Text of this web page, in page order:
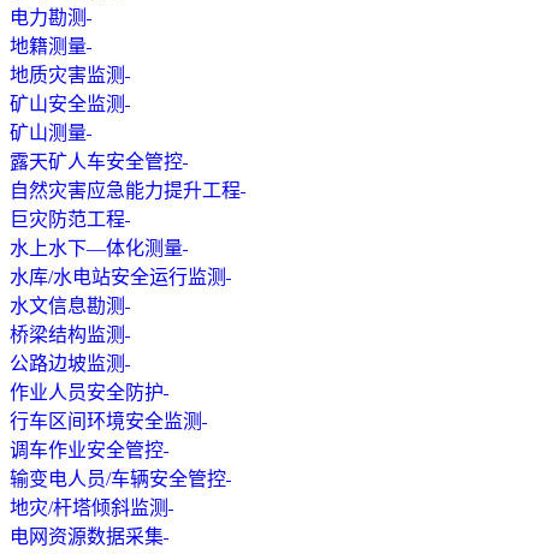
电力勘测
地籍测量
地质灾害监测
矿山安全监测
矿山测量
露天矿人车安全管控
自然灾害应急能力提升工程
巨灾防范工程
水上水下—体化测量
水库/水电站安全运行监测
水文信息勘测
桥梁结构监测
公路边坡监测
作业人员安全防护
行车区间环境安全监测
调车作业安全管控
输变电人员/车辆安全管控
地灾/杆塔倾斜监测
电网资源数据采集